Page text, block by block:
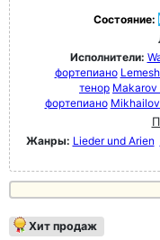
Состояние:
Исполнители:
фортепиано
тенор
фортепиано
Жанры: Lieder und Arien
Хит продаж